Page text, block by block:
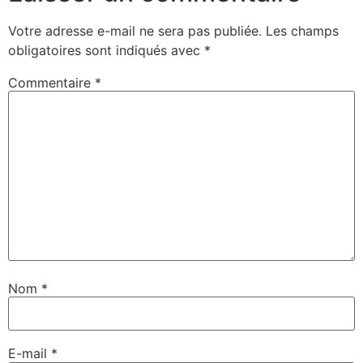
Votre adresse e-mail ne sera pas publiée. Les champs
obligatoires sont indiqués avec *
Commentaire *
Nom *
E-mail *